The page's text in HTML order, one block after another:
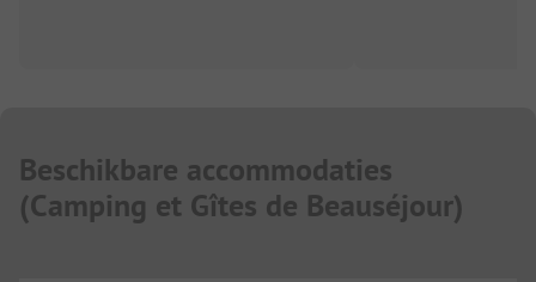
Beschikbare accommodaties
(Camping et Gîtes de Beauséjour)